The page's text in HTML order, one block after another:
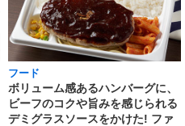
フード
ボリューム感あるハンバーグに、
ビーフのコクや旨みを感じられる
デミグラスソースをかけた! ファ